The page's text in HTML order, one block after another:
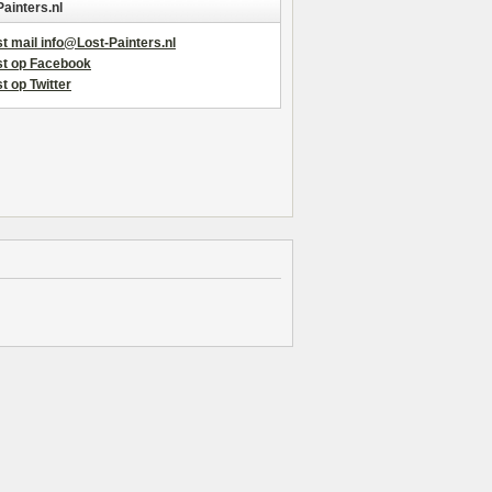
mail info@Lost-Painters.nl
op Facebook
op Twitter